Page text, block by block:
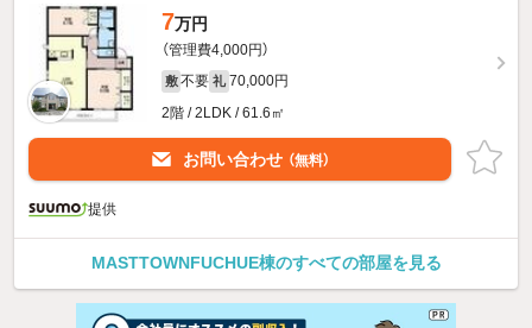
7万円
（管理費4,000円）
敷 不要 礼 70,000円
2階 / 2LDK / 61.6㎡
お問い合わせ （無料）
提供
MASTTOWNFUCHUE棟のすべての部屋を見る